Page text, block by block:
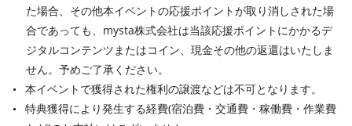
た場合、その他本イベントの応援ポイントが取り消しされた場
合であっても、mysta株式会社は当該応援ポイントにかかるデ
ジタルコンテンツまたはコイン、現金その他の返還はいたしま
せん。予めご了承ください。
本イベントで獲得された権利の譲渡などは不可となります。
特典獲得により発生する経費(宿泊費・交通費・稼働費・作業費